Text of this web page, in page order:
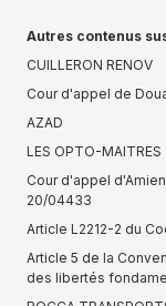
Autres contenus
CUILLERON RENOV
Cour d'appel de
AZAD
LES OPTO-MAITRES
Cour d'appel
20/04433
Article L2212-2 du
Article 5 de la
des libertés